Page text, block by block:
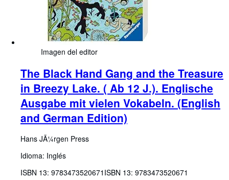
Imagen del editor
The Black Hand Gang and the Treasure
in Breezy Lake. ( Ab 12 J.). Englische
Ausgabe mit vielen Vokabeln. (English
and German Edition)
Hans JÃ¼rgen Press
Idioma: Inglés
ISBN 13: 9783473520671 ISBN 13: 9783473520671